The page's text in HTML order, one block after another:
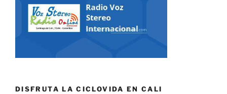
DISFRUTA LA CICLOVIDA EN CALI